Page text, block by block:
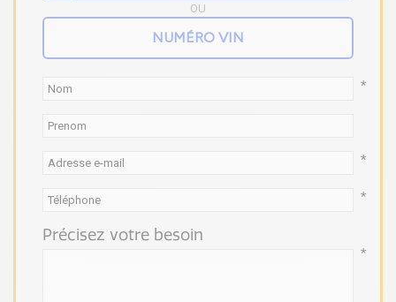
OU
*
*
*
Précisez votre besoin
*